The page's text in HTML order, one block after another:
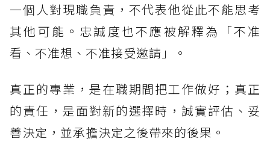
一個人對現職負責，不代表他從此不能思考
其他可能。忠誠度也不應被解釋為「不准
看、不准想、不准接受邀請」。
真正的專業，是在職期間把工作做好；真正
的責任，是面對新的選擇時，誠實評估、妥
善決定，並承擔決定之後帶來的後果。